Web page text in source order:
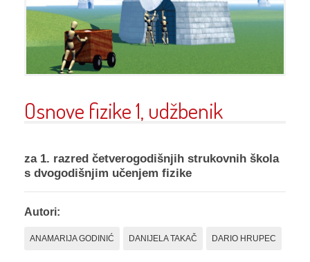
Osnove fizike 1, udžbenik
za 1. razred četverogodišnjih strukovnih škola
s dvogodišnjim učenjem fizike
Autori:
ANAMARIJA GODINIĆ DANIJELA TAKAČ DARIO HRUPEC